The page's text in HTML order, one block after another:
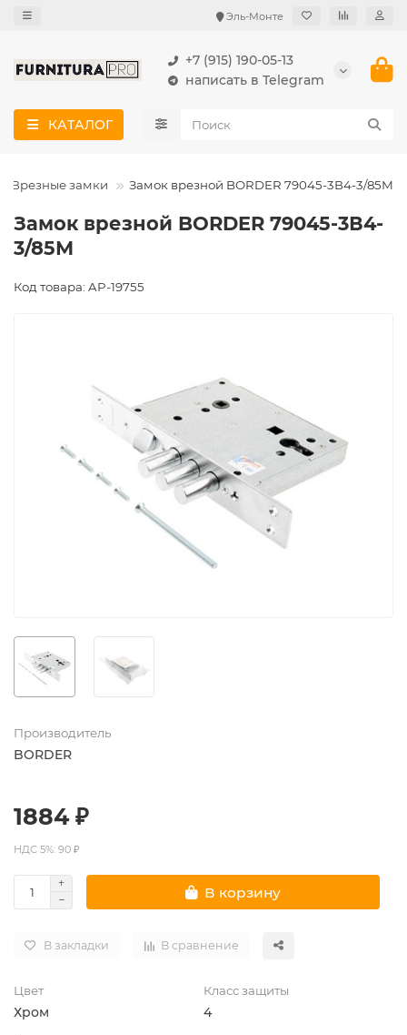
Эль-Монте
+7 (915) 190-05-13
написать в Telegram
КАТАЛОГ
Врезные замки Замок врезной BORDER 79045-3В4-3/85М
Замок врезной BORDER 79045-3В4-
3/85М
Код товара: AP-19755
Производитель
BORDER
1884 ₽
НДС 5%: 90 ₽
В корзину
В закладки В сравнение
Цвет
Хром
Класс защиты
4